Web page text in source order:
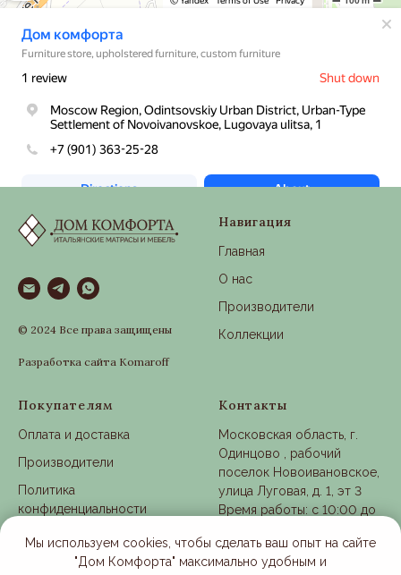
Мы используем cookies, чтобы сделать ваш опыт на сайте
"Дом Комфорта" максимально удобным и
© 2024 Все права защищены
Разработка сайта Komaroff
Навигация
Главная
О нас
Производители
Коллекции
Покупателям
Оплата и доставка
Производители
Политика
конфиденциальности
Согласие на обработку
Контакты
Московская область, г.
Одинцово , рабочий
поселок Новоивановское,
улица Луговая, д. 1, эт 3
Время работы: с 10:00 до